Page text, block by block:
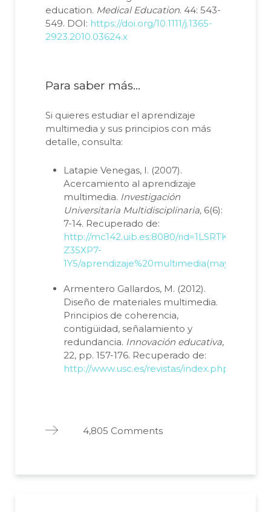
education. Medical Education. 44: 543-
549. DOI: https://doi.org/10.1111/j.1365-
2923.2010.03624.x
Para saber más…
Si quieres estudiar el aprendizaje
multimedia y sus principios con más
detalle, consulta:
Latapie Venegas, I. (2007).
Acercamiento al aprendizaje
multimedia. Investigación
Universitaria Multidisciplinaria, 6(6):
7-14. Recuperado de:
http://mc142.uib.es:8080/rid=1LSRTKTS2-
Z35XP7-
1Y5/aprendizaje%20multimedia(mayers).pdf
Armentero Gallardos, M. (2012).
Diseño de materiales multimedia.
Principios de coherencia,
contigüidad, señalamiento y
redundancia. Innovación educativa,
22, pp. 157-176. Recuperado de:
http://www.usc.es/revistas/index.php/ie/
4,805 Comments